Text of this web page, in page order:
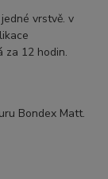
vrstvě. v
za 12 hodin.
Bondex Matt.